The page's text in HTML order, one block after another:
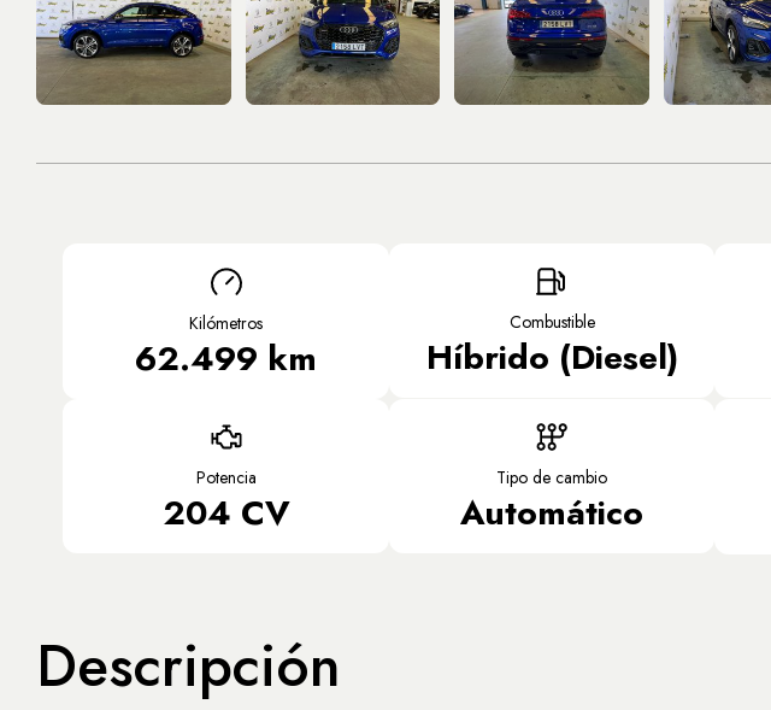
Kilómetros
62.499 km
Combustible
Híbrido (Diesel)
Potencia
204 CV
Tipo de cambio
Automático
Descripción